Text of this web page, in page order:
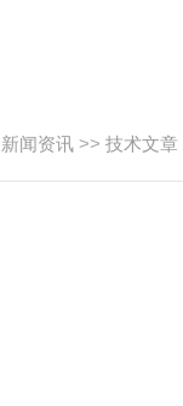
新闻资讯 >> 技术文章